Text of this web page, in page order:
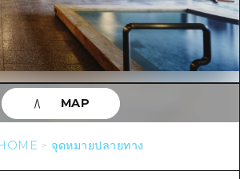
หารรสเลิศ / สุรา
รปั่นจักรยาน
ปปิ้ง
า
านบันเทิงยามค่ำคืน
รชิม่า โมชิ โมชิ ทราเวล
เวณรอบเมืองฮิโรชิม่า
กิ
โก
เวณรอบเมืองฮิโรชิม่า
กิ
โก
ฮคุ
โฮคุ
ตามฤดูกาล
ที่เป็นประโยชน์
ยการ
ถึงเข้าถึง
จุดหมายปลายทาง
MAP